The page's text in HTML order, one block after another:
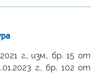
г., изм., бр. 15 от
г., бр. 102 от